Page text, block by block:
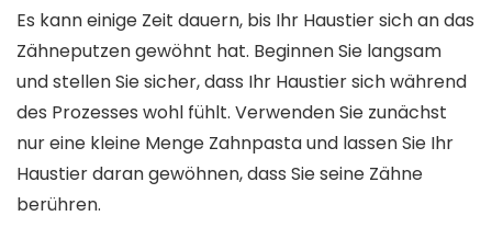
Es kann einige Zeit dauern, bis Ihr Haustier sich an das
Zähneputzen gewöhnt hat. Beginnen Sie langsam
und stellen Sie sicher, dass Ihr Haustier sich während
des Prozesses wohl fühlt. Verwenden Sie zunächst
nur eine kleine Menge Zahnpasta und lassen Sie Ihr
Haustier daran gewöhnen, dass Sie seine Zähne
berühren.